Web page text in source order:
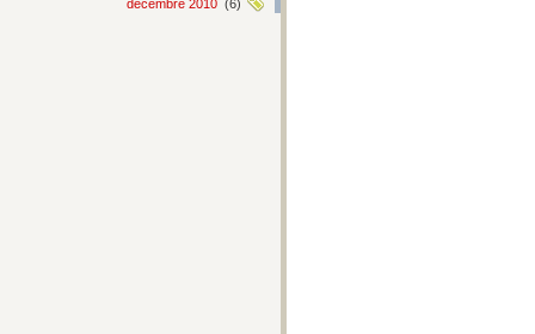
décembre 2010 (6)